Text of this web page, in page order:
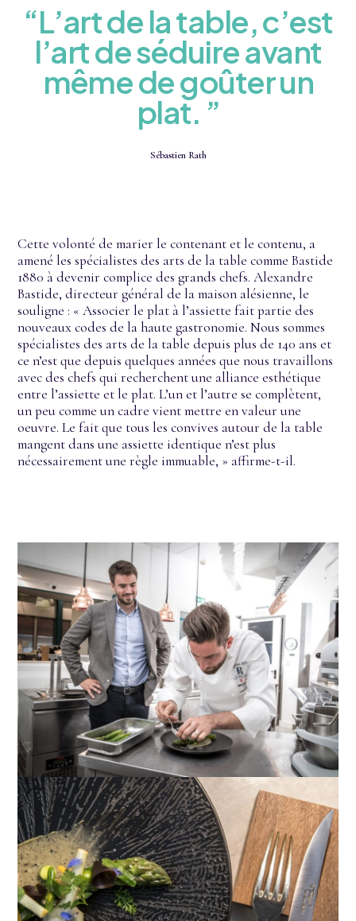
“L’art de la table, c’est
l’art de séduire avant
même de goûter un
plat. ”
Sébastien Rath
Cette volonté de marier le contenant et le contenu, a
amené les spécialistes des arts de la table comme Bastide
1880 à devenir complice des grands chefs. Alexandre
Bastide, directeur général de la maison alésienne, le
souligne : « Associer le plat à l’assiette fait partie des
nouveaux codes de la haute gastronomie. Nous sommes
spécialistes des arts de la table depuis plus de 140 ans et
ce n’est que depuis quelques années que nous travaillons
avec des chefs qui recherchent une alliance esthétique
entre l’assiette et le plat. L’un et l’autre se complètent,
un peu comme un cadre vient mettre en valeur une
oeuvre. Le fait que tous les convives autour de la table
mangent dans une assiette identique n’est plus
nécessairement une règle immuable, » affirme-t-il.